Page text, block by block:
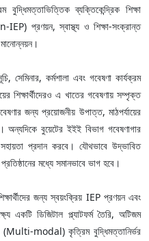
ব্যক্তিকেন্দ্রিক শিক্ষা
প্রণয়ন, স্বাস্থ্য ও শিক্ষা-সংক্রান্ত
সেমিনার, কর্মশালা এবং গবেষণা কার্যক্রম
শিক্ষার্থীদেরও এ খাতের গবেষণায় সম্পৃক্ত
জন্য প্রয়োজনীয় উপাত্ত, মাঠপর্যায়ের
অন্যদিকে বুয়েটের ইইই বিভাগ গবেষণাগার
প্রদান করবে। যৌথভাবে উদ্ভাবিত
মধ্যে সমানভাবে ভাগ হবে।
জন্য স্বয়ংক্রিয় IEP প্রণয়ন এবং
একটি ডিজিটাল প্ল্যাটফর্ম তৈরি, অটিজম
(Multi-modal) কৃত্রিম বুদ্ধিমত্তানির্ভর